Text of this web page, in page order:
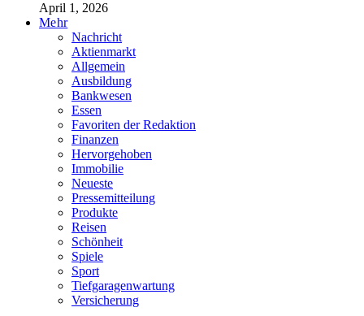
April 1, 2026
Mehr
Nachricht
Aktienmarkt
Allgemein
Ausbildung
Bankwesen
Essen
Favoriten der Redaktion
Finanzen
Hervorgehoben
Immobilie
Neueste
Pressemitteilung
Produkte
Reisen
Schönheit
Spiele
Sport
Tiefgaragenwartung
Versicherung